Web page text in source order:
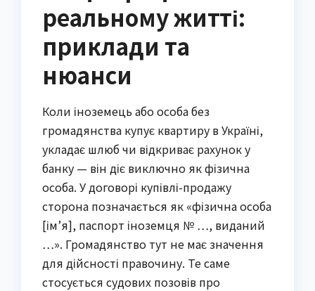
реальному житті:
приклади та
нюанси
Коли іноземець або особа без
громадянства купує квартиру в Україні,
укладає шлюб чи відкриває рахунок у
банку — він діє виключно як фізична
особа. У договорі купівлі-продажу
сторона позначається як «фізична особа
[ім’я], паспорт іноземця № …, виданий
…». Громадянство тут не має значення
для дійсності правочину. Те саме
стосується судових позовів про